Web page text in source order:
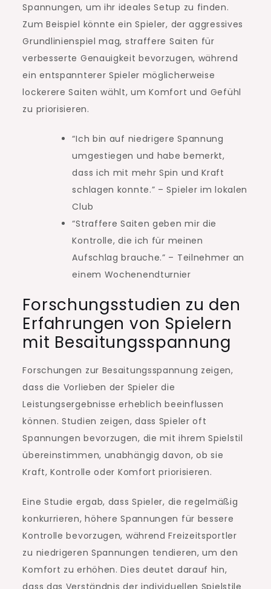
Spannungen, um ihr ideales Setup zu finden.
Zum Beispiel könnte ein Spieler, der aggressives
Grundlinienspiel mag, straffere Saiten für
verbesserte Genauigkeit bevorzugen, während
ein entspannterer Spieler möglicherweise
lockerere Saiten wählt, um Komfort und Gefühl
zu priorisieren.
“Ich bin auf niedrigere Spannung
umgestiegen und habe bemerkt,
dass ich mit mehr Spin und Kraft
schlagen konnte.” – Spieler im lokalen
Club
“Straffere Saiten geben mir die
Kontrolle, die ich für meinen
Aufschlag brauche.” – Teilnehmer an
einem Wochenendturnier
Forschungsstudien zu den
Erfahrungen von Spielern
mit Besaitungsspannung
Forschungen zur Besaitungsspannung zeigen,
dass die Vorlieben der Spieler die
Leistungsergebnisse erheblich beeinflussen
können. Studien zeigen, dass Spieler oft
Spannungen bevorzugen, die mit ihrem Spielstil
übereinstimmen, unabhängig davon, ob sie
Kraft, Kontrolle oder Komfort priorisieren.
Eine Studie ergab, dass Spieler, die regelmäßig
konkurrieren, höhere Spannungen für bessere
Kontrolle bevorzugen, während Freizeitsportler
zu niedrigeren Spannungen tendieren, um den
Komfort zu erhöhen. Dies deutet darauf hin,
dass das Verständnis der individuellen Spielstile